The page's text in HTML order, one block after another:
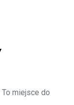
miejsce do